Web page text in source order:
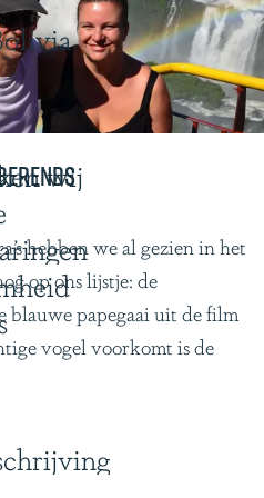
wij
hebben we al gezien in het
op ons lijstje: de
papegaai uit de film
vogel voorkomt is de